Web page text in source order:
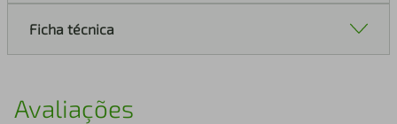
Ficha técnica
Avaliações